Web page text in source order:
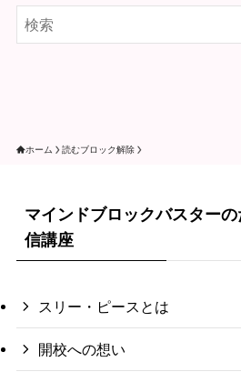
ホーム 読むブロック解除
マインドブロックバスター
信講座
スリー・ピースとは
開校への想い